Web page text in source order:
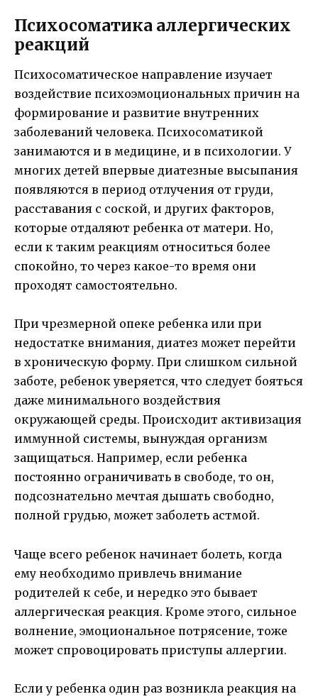
Психосоматика аллергических
реакций
Психосоматическое направление изучает
воздействие психоэмоциональных причин на
формирование и развитие внутренних
заболеваний человека. Психосоматикой
занимаются и в медицине, и в психологии. У
многих детей впервые диатезные высыпания
появляются в период отлучения от груди,
расставания с соской, и других факторов,
которые отдаляют ребенка от матери. Но,
если к таким реакциям относиться более
спокойно, то через какое-то время они
проходят самостоятельно.
При чрезмерной опеке ребенка или при
недостатке внимания, диатез может перейти
в хроническую форму. При слишком сильной
заботе, ребенок уверяется, что следует бояться
даже минимального воздействия
окружающей среды. Происходит активизация
иммунной системы, вынуждая организм
защищаться. Например, если ребенка
постоянно ограничивать в свободе, то он,
подсознательно мечтая дышать свободно,
полной грудью, может заболеть астмой.
Чаще всего ребенок начинает болеть, когда
ему необходимо привлечь внимание
родителей к себе, и нередко это бывает
аллергическая реакция. Кроме этого, сильное
волнение, эмоциональное потрясение, тоже
может спровоцировать приступы аллергии.
Если у ребенка один раз возникла реакция на